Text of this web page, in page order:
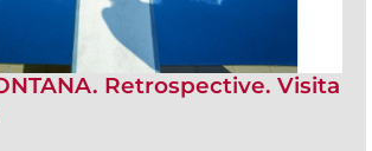
Retrospective. Visita